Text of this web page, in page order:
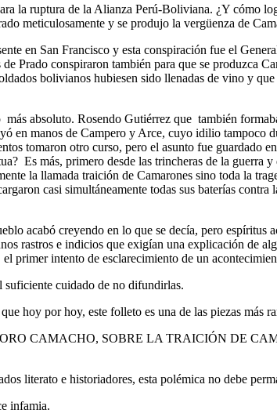
la ruptura de la Alianza Perú-Boliviana. ¿Y cómo
meticulosamente y se produjo la vergüenza de
en San Francisco y esta conspiración fue el
Prado conspiraron también para que se produzca
bolivianos hubiesen sido llenadas de vino y
absoluto. Rosendo Gutiérrez que también
en manos de Campero y Arce, cuyo idilio
tomaron otro curso, pero el asunto fue guardado
Es más, primero desde las trincheras de la guerra
la llamada traición de Camarones sino toda la
casi simultáneamente todas sus baterías
acabó creyendo en lo que se decía, pero
rastros e indicios que exigían una explicación de
primer intento de esclarecimiento de un
suficiente cuidado de no difundirlas.
hoy por hoy, este folleto es una de las piezas más
CAMACHO, SOBRE LA TRAICIÓN DE
literato e historiadores, esta polémica no debe
infamia.